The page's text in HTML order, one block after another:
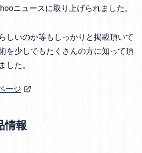
ニュースに取り上げられました。
しいのか等もしっかりと掲載頂いて
を少しでもたくさんの方に知って頂
した。
ージ
情報